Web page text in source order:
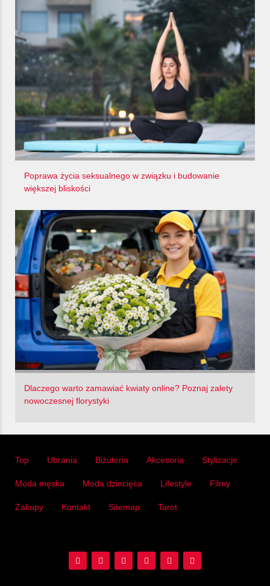
Poprawa życia seksualnego w związku i budowanie
większej bliskości
Dlaczego warto zamawiać kwiaty online? Poznaj zalety
nowoczesnej florystyki
Top Ubrania Biżuteria Akcesoria Stylizacje
Moda męska Moda dziecięca Lifestyle Filmy
Zakupy Kontakt Sitemap Tarot